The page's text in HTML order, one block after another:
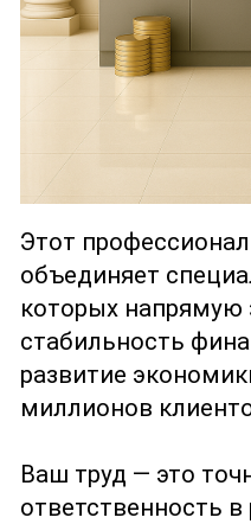
Этот
объединяет
которых напрямую
стабильность
развитие
миллионов
Ваш труд — это
ответственность